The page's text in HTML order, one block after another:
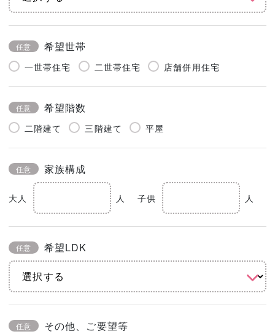
任意 希望世帯
一世帯住宅 二世帯住宅 店舗併用住宅
任意 希望階数
二階建て 三階建て 平屋
任意 家族構成
大人 人 子供 人
任意 希望LDK
任意 その他、ご要望等